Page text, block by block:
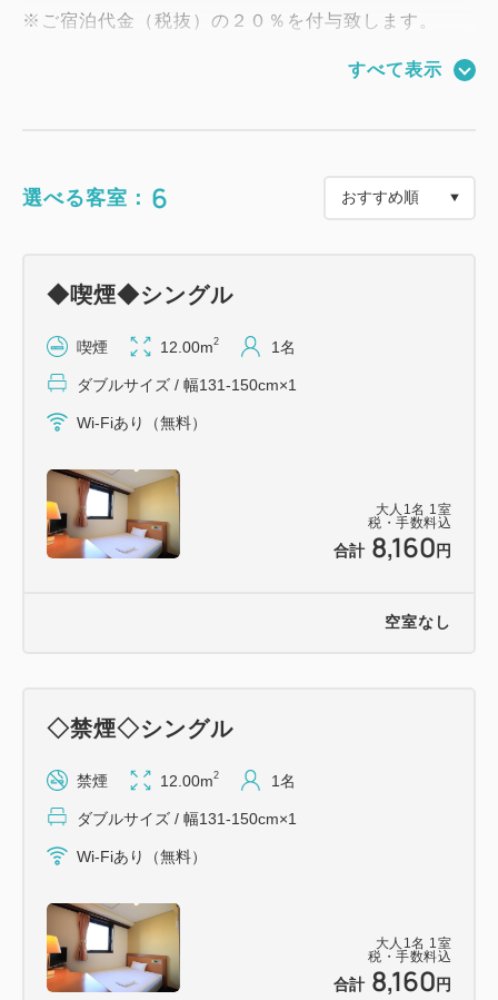
※ご宿泊代金（税抜）の２０％を付与致します。
パン食でのセットメニューでございます。
・お飲み物はセルフスタイルでご利用いただけます。
【館内のご案内】
◎ベッドのサイズは幅１４０ｃｍのセミダブルベッド
を全室完備！
◎全室ＷＩＦＩ利用可能！！
全室高速インターネットＬＡＮ完備！（無料）
◎１階マンガ文庫設置しております。ご滞在中も退屈
しません♪
◎コインランドリーも３台ご用意！
【駐車場のご案内】
(駐車料金:無料/要電話予約・先着順）
電話０５３７－６１－１１８８
車両不可)
※満車の場合は、お客様ご負担にて有料駐車場の利用
となりますのでご了承ください。
すべて表示
選べる客室： 6
大人 1 名 1 室
税・手数料込
合計 8,160 円
◆喫煙◆シングル
喫煙 12.00m2 1名
ダブルサイズ / 幅131-150cm×1
Wi-Fiあり（無料）
空室なし
大人 1 名 1 室
税・手数料込
合計 8,160 円
◇禁煙◇シングル
禁煙 12.00m2 1名
ダブルサイズ / 幅131-150cm×1
Wi-Fiあり（無料）